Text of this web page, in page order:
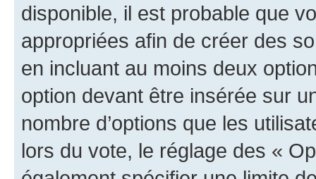
disponible, il est probable que
appropriées afin de créer des
en incluant au moins deux
option devant être insérée sur
nombre d’options que les
lors du vote, le réglage des «